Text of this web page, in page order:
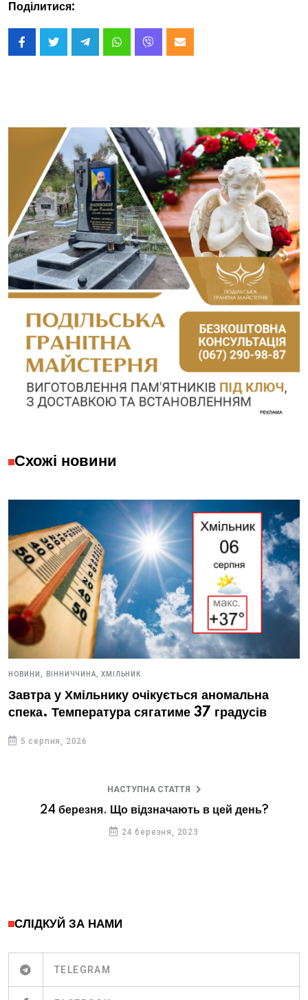
Поділитися:
Схожі новини
НОВИНИ, ВІННИЧЧИНА, ХМІЛЬНИК
Завтра у Хмільнику очікується аномальна
спека. Температура сягатиме 37 градусів
5 серпня, 2026
НАСТУПНА СТАТТЯ
24 березня. Що відзначають в цей день?
24 березня, 2023
СЛІДКУЙ ЗА НАМИ
TELEGRAM